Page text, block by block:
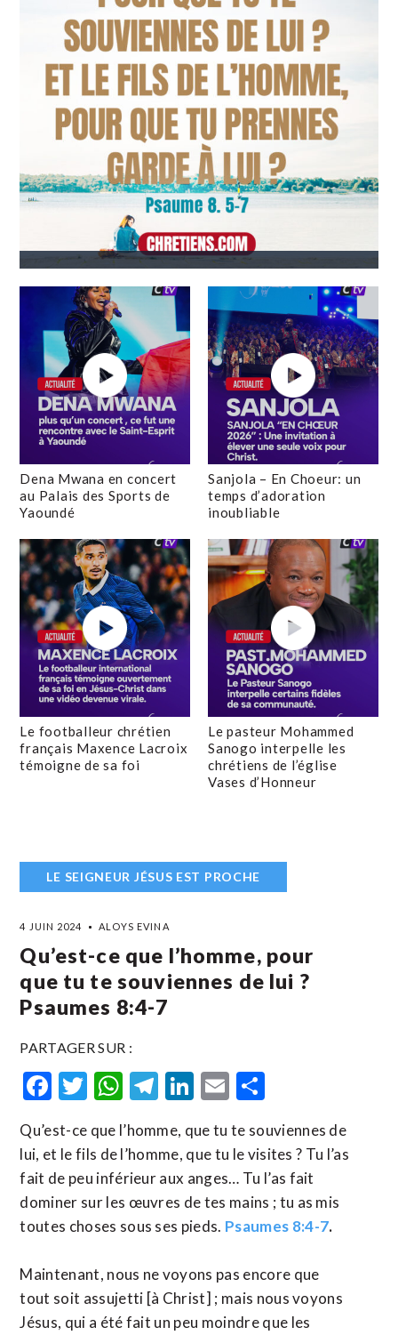
Dena Mwana en concert
au Palais des Sports de
Yaoundé
Sanjola – En Choeur: un
temps d’adoration
inoubliable
Le footballeur chrétien
français Maxence Lacroix
témoigne de sa foi
Le pasteur Mohammed
Sanogo interpelle les
chrétiens de l’église
Vases d’Honneur
LE SEIGNEUR JÉSUS EST PROCHE
4 JUIN 2024 ALOYS EVINA
Qu’est-ce que l’homme, pour
que tu te souviennes de lui ?
Psaumes 8:4-7
PARTAGER SUR :
Facebook
Twitter
WhatsApp
Telegram
LinkedIn
Email
Qu’est-ce que l’homme, que tu te souviennes de
lui, et le fils de l’homme, que tu le visites ? Tu l’as
fait de peu inférieur aux anges… Tu l’as fait
dominer sur les œuvres de tes mains ; tu as mis
toutes choses sous ses pieds. Psaumes 8:4-7.
Maintenant, nous ne voyons pas encore que
tout soit assujetti [à Christ] ; mais nous voyons
Jésus, qui a été fait un peu moindre que les